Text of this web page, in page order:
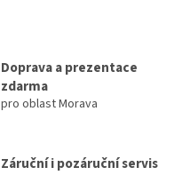
Doprava a prezentace
zdarma
pro oblast Morava
Záruční i pozáruční servis